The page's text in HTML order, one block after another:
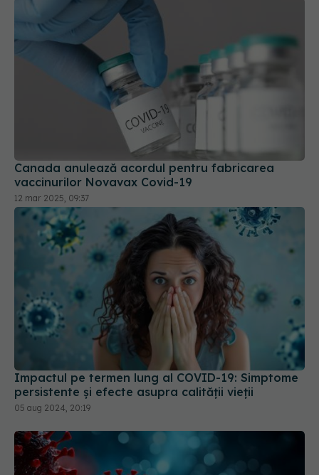
Canada anulează acordul pentru fabricarea
vaccinurilor Novavax Covid-19
12 mar 2025, 09:37
Impactul pe termen lung al COVID-19: Simptome
persistente și efecte asupra calității vieții
05 aug 2024, 20:19